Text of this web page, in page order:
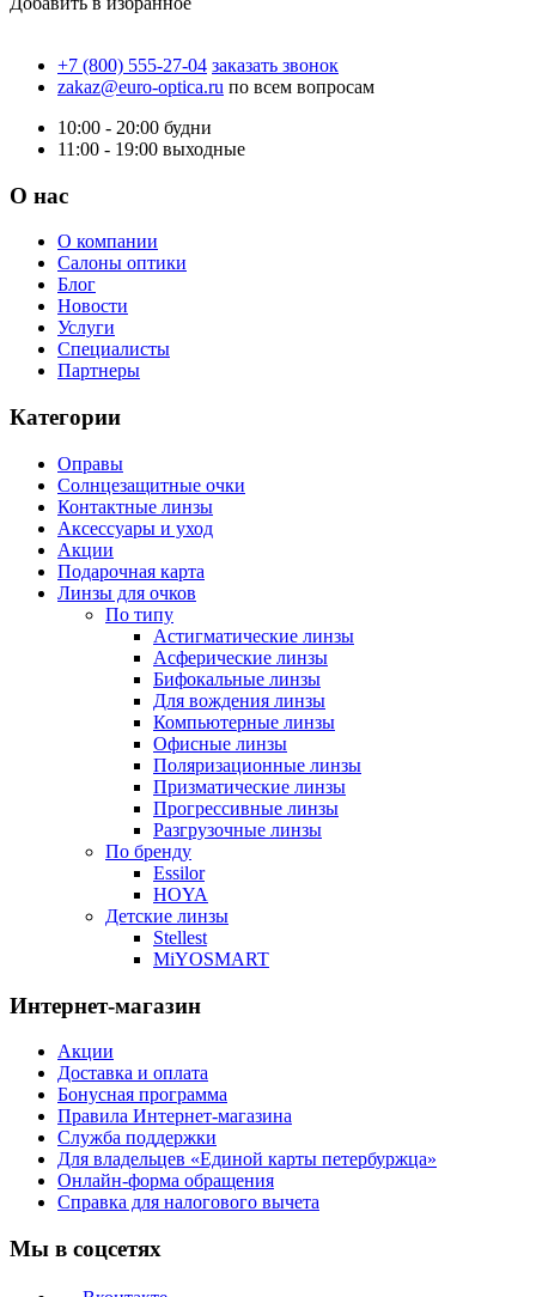
+7 (800) 555-27-04 заказать звонок
zakaz@euro-optica.ru по всем вопросам
10:00 - 20:00 будни
11:00 - 19:00 выходные
О нас
О компании
Салоны оптики
Блог
Новости
Услуги
Специалисты
Партнеры
Категории
Оправы
Солнцезащитные очки
Контактные линзы
Аксессуары и уход
Акции
Подарочная карта
Линзы для очков
По типу
Астигматические линзы
Асферические линзы
Бифокальные линзы
Для вождения линзы
Компьютерные линзы
Офисные линзы
Поляризационные линзы
Призматические линзы
Прогрессивные линзы
Разгрузочные линзы
По бренду
Essilor
HOYA
Детские линзы
Stellest
MiYOSMART
Интернет-магазин
Акции
Доставка и оплата
Бонусная программа
Правила Интернет-магазина
Служба поддержки
Для владельцев «Единой карты петербуржца»
Онлайн-форма обращения
Справка для налогового вычета
Мы в соцсетях